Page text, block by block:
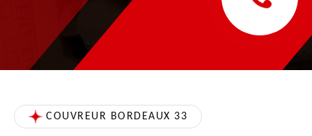
COUVREUR BORDEAUX 33